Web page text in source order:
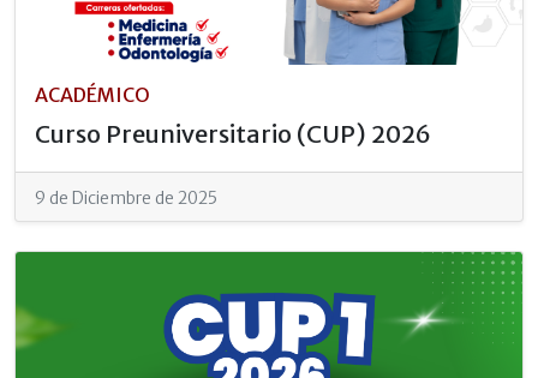
ACADÉMICO
Curso Preuniversitario (CUP) 2026
9 de Diciembre de 2025